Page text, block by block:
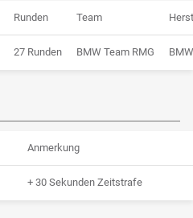
Runden Team
27 Runden BMW Team RMG BMW
Anmerkung
+ 30 Sekunden Zeitstrafe